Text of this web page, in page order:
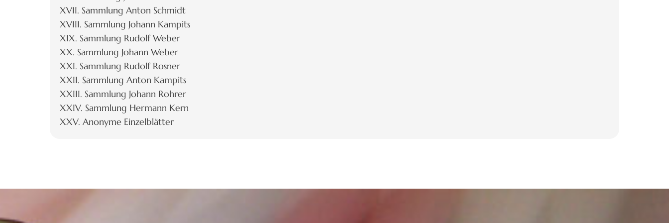
XVII. Sammlung Anton Schmidt
XVIII. Sammlung Johann Kampits
XIX. Sammlung Rudolf Weber
XX. Sammlung Johann Weber
XXI. Sammlung Rudolf Rosner
XXII. Sammlung Anton Kampits
XXIII. Sammlung Johann Rohrer
XXIV. Sammlung Hermann Kern
XXV. Anonyme Einzelblätter